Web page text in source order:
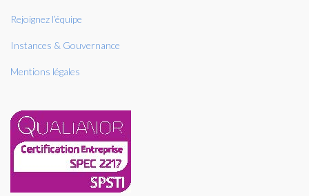
Rejoignez l’équipe
Instances & Gouvernance
Mentions légales